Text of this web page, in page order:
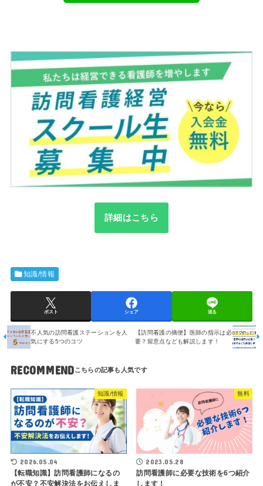
詳細はこちら
知識/情報
ポスト シェア 送る
不人気の訪問看護ステーションを人
気にする5つのコツ
【訪問看護の摘便】医師の指示は必
要？留意点なども解説します！
RECOMMEND
知識/情報
2026.05.04
【転職知識】訪問看護師になるの
が不安？不安解決法をお伝えしま
無料
2023.05.28
訪問看護師に必要な技術を6つ紹介
します！